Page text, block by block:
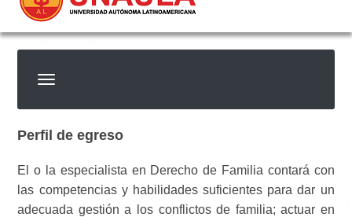
Perfil de egreso
El o la especialista en Derecho de Familia contará con
las competencias y habilidades suficientes para dar un
adecuada gestión a los conflictos de familia; actuar en